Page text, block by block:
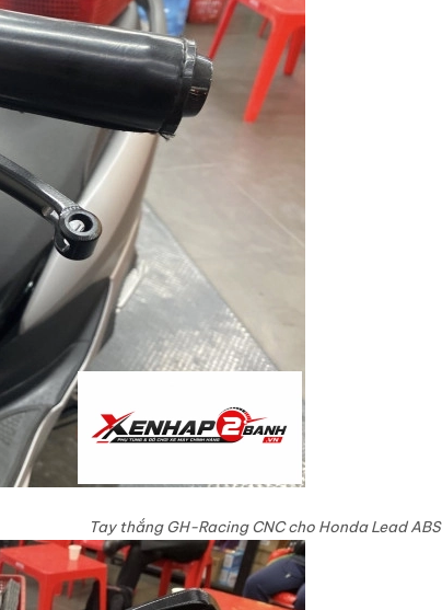
Tay thắng GH-Racing CNC cho Honda Lead ABS